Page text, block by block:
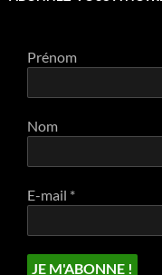
Prénom
Nom
E-mail *